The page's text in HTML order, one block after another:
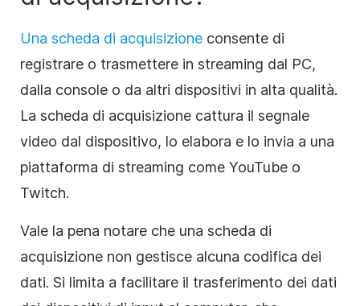
Una scheda di acquisizione consente di
registrare o trasmettere in streaming dal PC,
dalla console o da altri dispositivi in alta qualità.
La scheda di acquisizione cattura il segnale
video dal dispositivo, lo elabora e lo invia a una
piattaforma di streaming come YouTube o
Twitch.
Vale la pena notare che una scheda di
acquisizione non gestisce alcuna codifica dei
dati. Si limita a facilitare il trasferimento dei dati